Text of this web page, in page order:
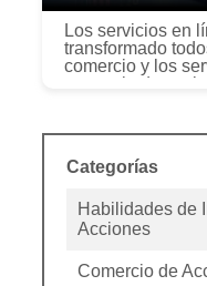
Los servicios en
transformado
comercio y los
comercio de
de acci...
Categorías
Habilidades de
Acciones
Comercio de